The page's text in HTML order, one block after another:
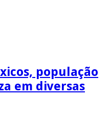
população
em diversas